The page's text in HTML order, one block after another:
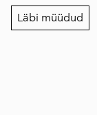
Läbi müüdud